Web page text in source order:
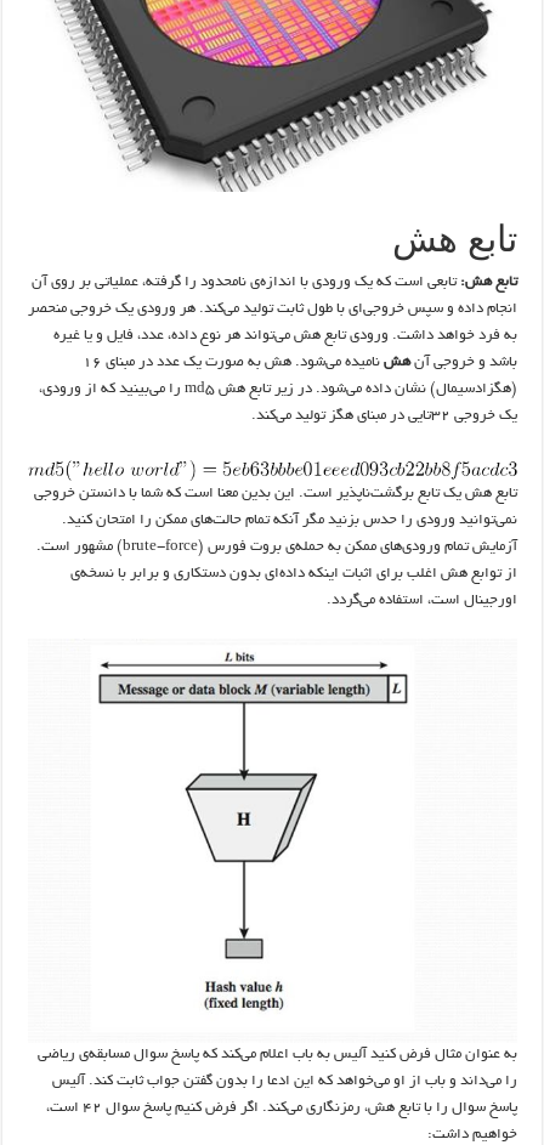
تابع هش
تابع هش: تابعی است که یک ورودی با اندازه‌ی نامحدود را گرفته، عملیاتی بر روی آن
انجام داده و سپس خروجی‌ای با طول ثابت تولید می‌کند. هر ورودی یک خروجی منحصر
به فرد خواهد داشت. ورودی تابع هش می‌تواند هر نوع داده‌، عدد، فایل و یا غیره
باشد و خروجی آنهش
نامیده می‌شود. هش به صورت یک عدد در مبنای ۱۶
(هگزادسیمال) نشان داده می‌شود. در زیر تابع هش md5 را می‌بینید که از ورودی،
یک خروجی ۳۲تایی در مبنای هگز تولید می‌کند.
تابع هش یک تابع برگشت‌ناپذیر است. این بدین معنا است که شما با دانستن خروجی
نمی‌توانید ورودی را حدس بزنید مگر آنکه تمام حالت‌های ممکن را امتحان کنید.
آزمایش تمام ورودی‌های ممکن به حمله‌ی بروت فورس (brute-force) مشهور است.
از توابع هش اغلب برای اثبات اینکه داده‌ای بدون دستکاری و برابر با نسخه‌ی
اورجینال است، استفاده می‌گردد.
به عنوان مثال فرض کنید آلیس به باب اعلام می‌کند که پاسخ سوال مسابقه‌ی ریاضی
را می‌داند و باب از او می‌خواهد که این ادعا را بدون گفتن جواب ثابت کند. آلیس
پاسخ سوال را با تابع هش، رمزنگاری می‌کند. اگر فرض کنیم پاسخ سوال ۴۲ است،
خواهیم داشت: